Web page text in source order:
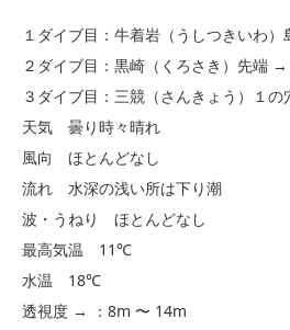
１ダイブ目：牛着岩（うしつきいわ
２ダイブ目：黒崎（くろさき）先端
３ダイブ目：三競（さんきょう）１
天気 曇り時々晴れ
風向 ほとんどなし
流れ 水深の浅い所は下り潮
波・うねり ほとんどなし
最高気温 11℃
水温 18℃
透視度 → ：8m 〜 14m